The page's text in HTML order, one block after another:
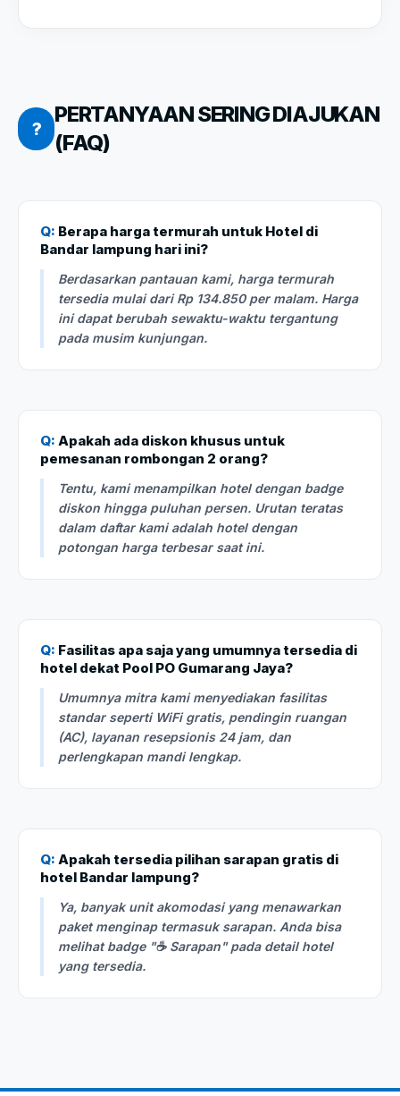
?
PERTANYAAN SERING DIAJUKAN
(FAQ)
Q: Berapa harga termurah untuk Hotel di
Bandar lampung hari ini?
Berdasarkan pantauan kami, harga termurah
tersedia mulai dari Rp 134.850 per malam. Harga
ini dapat berubah sewaktu-waktu tergantung
pada musim kunjungan.
Q: Apakah ada diskon khusus untuk
pemesanan rombongan 2 orang?
Tentu, kami menampilkan hotel dengan badge
diskon hingga puluhan persen. Urutan teratas
dalam daftar kami adalah hotel dengan
potongan harga terbesar saat ini.
Q: Fasilitas apa saja yang umumnya tersedia di
hotel dekat Pool PO Gumarang Jaya?
Umumnya mitra kami menyediakan fasilitas
standar seperti WiFi gratis, pendingin ruangan
(AC), layanan resepsionis 24 jam, dan
perlengkapan mandi lengkap.
Q: Apakah tersedia pilihan sarapan gratis di
hotel Bandar lampung?
Ya, banyak unit akomodasi yang menawarkan
paket menginap termasuk sarapan. Anda bisa
melihat badge "☕ Sarapan" pada detail hotel
yang tersedia.